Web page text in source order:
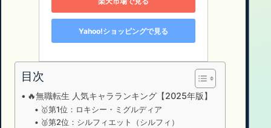
Yahoo!ショッピングで見る
目次
🔥無職転生 人気キャラランキング【2025年版】
🥇第1位：ロキシー・ミグルディア
🥈第2位：シルフィエット（シルフィ）